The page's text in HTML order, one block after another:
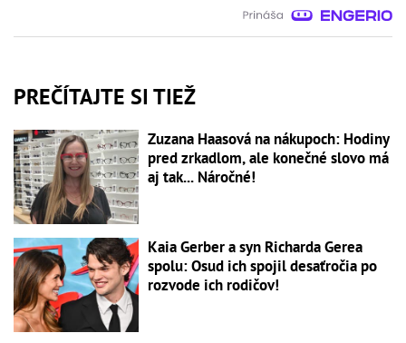
PREČÍTAJTE SI TIEŽ
Zuzana Haasová na nákupoch: Hodiny
pred zrkadlom, ale konečné slovo má
aj tak... Náročné!
Kaia Gerber a syn Richarda Gerea
spolu: Osud ich spojil desaťročia po
rozvode ich rodičov!